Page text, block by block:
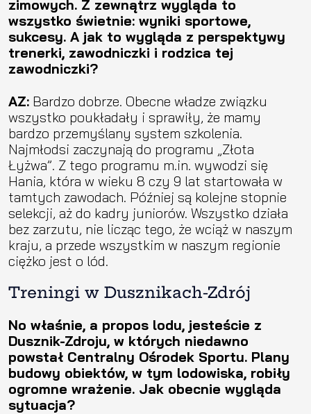
zimowych. Z zewnątrz wygląda to
wszystko świetnie: wyniki sportowe,
sukcesy. A jak to wygląda z perspektywy
trenerki, zawodniczki i rodzica tej
zawodniczki?
AZ: Bardzo dobrze. Obecne władze związku
wszystko poukładały i sprawiły, że mamy
bardzo przemyślany system szkolenia.
Najmłodsi zaczynają do programu „Złota
Łyżwa”. Z tego programu m.in. wywodzi się
Hania, która w wieku 8 czy 9 lat startowała w
tamtych zawodach. Później są kolejne stopnie
selekcji, aż do kadry juniorów. Wszystko działa
bez zarzutu, nie licząc tego, że wciąż w naszym
kraju, a przede wszystkim w naszym regionie
ciężko jest o lód.
Treningi w Dusznikach-Zdrój
No właśnie, a propos lodu, jesteście z
Dusznik-Zdroju, w których niedawno
powstał Centralny Ośrodek Sportu. Plany
budowy obiektów, w tym lodowiska, robiły
ogromne wrażenie. Jak obecnie wygląda
sytuacja?